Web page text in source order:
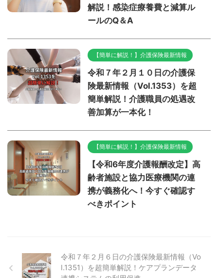
解説！感染症療養費と減算ル
ールのQ＆A
【簡単に解説！】介護保険最新情報
令和７年２月１０日の介護保
険最新情報（Vol.1353）を超
簡単解説！介護職員の処遇改
善加算が一本化！
【簡単に解説！】介護保険最新情報
【令和6年度介護報酬改定】高
齢者施設と協力医療機関の連
携が義務化へ！今すぐ確認す
べきポイント
令和７年２月６日の介護保険最新情報（Vo
l.1351）を超簡単解説！ケアプランデータ